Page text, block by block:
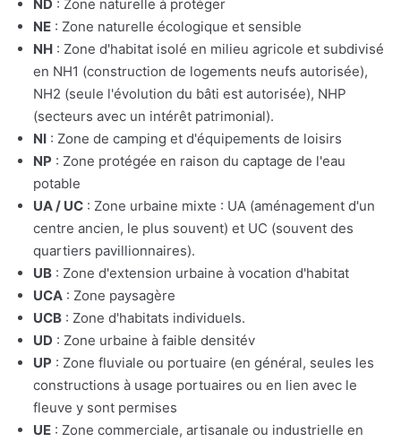
ND : Zone naturelle à protéger
NE : Zone naturelle écologique et sensible
NH : Zone d'habitat isolé en milieu agricole et subdivisé
en NH1 (construction de logements neufs autorisée),
NH2 (seule l'évolution du bâti est autorisée), NHP
(secteurs avec un intérêt patrimonial).
NI : Zone de camping et d'équipements de loisirs
NP : Zone protégée en raison du captage de l'eau
potable
UA / UC : Zone urbaine mixte : UA (aménagement d'un
centre ancien, le plus souvent) et UC (souvent des
quartiers pavillionnaires).
UB : Zone d'extension urbaine à vocation d'habitat
UCA : Zone paysagère
UCB : Zone d'habitats individuels.
UD : Zone urbaine à faible densitév
UP : Zone fluviale ou portuaire (en général, seules les
constructions à usage portuaires ou en lien avec le
fleuve y sont permises
UE : Zone commerciale, artisanale ou industrielle en